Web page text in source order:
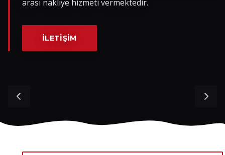
arası nakliye hizmeti vermektedir.
İLETIŞIM